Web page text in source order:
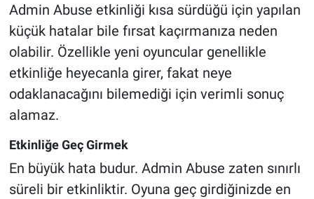
Admin Abuse etkinliği kısa sürdüğü için yapılan
küçük hatalar bile fırsat kaçırmanıza neden
olabilir. Özellikle yeni oyuncular genellikle
etkinliğe heyecanla girer, fakat neye
odaklanacağını bilemediği için verimli sonuç
alamaz.
Etkinliğe Geç Girmek
En büyük hata budur. Admin Abuse zaten sınırlı
süreli bir etkinliktir. Oyuna geç girdiğinizde en